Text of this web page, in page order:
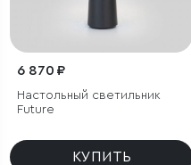
6 870 ₽
Настольный светильник
Future
КУПИТЬ